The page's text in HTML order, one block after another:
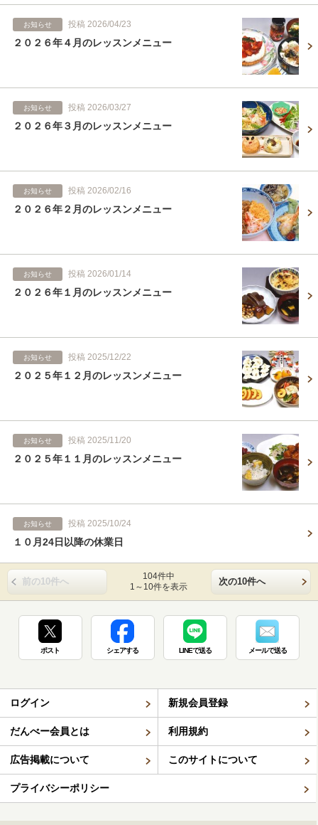
お知らせ 投稿 2026/04/23
２０２６年４月のレッスンメニュー
お知らせ 投稿 2026/03/27
２０２６年３月のレッスンメニュー
お知らせ 投稿 2026/02/16
２０２６年２月のレッスンメニュー
お知らせ 投稿 2026/01/14
２０２６年１月のレッスンメニュー
お知らせ 投稿 2025/12/22
２０２５年１２月のレッスンメニュー
お知らせ 投稿 2025/11/20
２０２５年１１月のレッスンメニュー
お知らせ 投稿 2025/10/24
１０月24日以降の休業日
前の10件へ
104件中
1～10件を表示
次の10件へ
ポスト シェアする LINEで送る メールで送る
ログイン 新規会員登録
だんべー会員とは 利用規約
広告掲載について このサイトについて
プライバシーポリシー